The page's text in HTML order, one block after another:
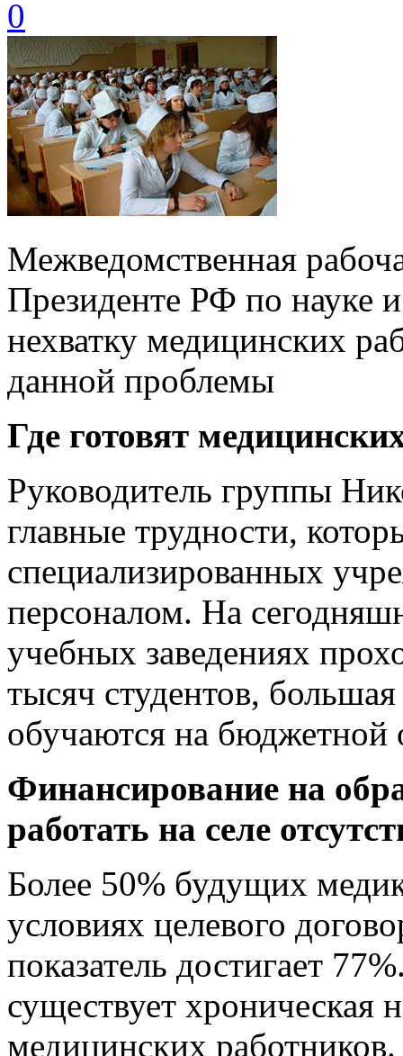
0
Межведомственная
Президенте РФ по науке
нехватку медицинских
данной проблемы
Где готовят
Руководитель группы
главные трудности,
специализированных
персоналом. На
учебных заведениях
тысяч студентов,
обучаются на бюджетной
Финансирование на
работать на селе
Более 50% будущих
условиях целевого
показатель достигает
существует хроническая
медицинских